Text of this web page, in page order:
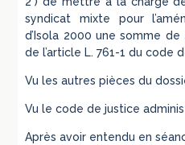
syndicat mixte pour
d’Isola 2000 une somme
de l’article L. 761-1 du code
Vu les autres pièces du
Vu le code de justice
Après avoir entendu en